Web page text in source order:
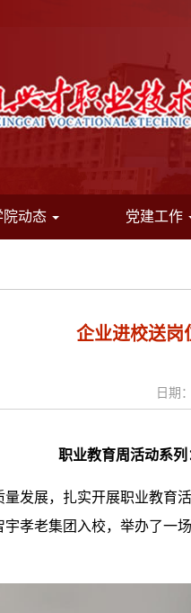
院动态 党建工作
企业进校送岗
日期
职业教育周活动系列
发展，扎实开展职业教育
宇孝老集团入校，举办了